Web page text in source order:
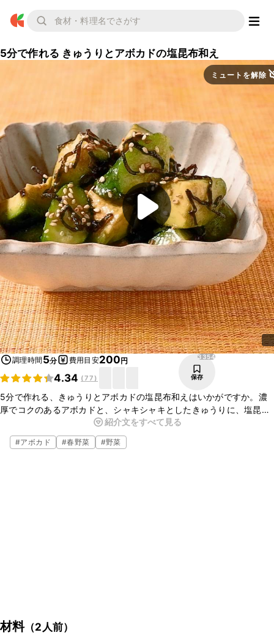
5分で作れる きゅうりとアボカドの塩昆布和え
ミュートを解除
調理時間 5分 費用目安200円
4.34 (77)
3354
保存
5分で作れる、きゅうりとアボカドの塩昆布和えはいかがですか。濃
厚でコクのあるアボカドと、シャキシャキとしたきゅうりに、塩昆布
とごま油が合わさりとってもおいしいですよ。ぜひお試しください。
紹介文をすべて見る
#アボカド #春野菜 #野菜
材料（2人前）